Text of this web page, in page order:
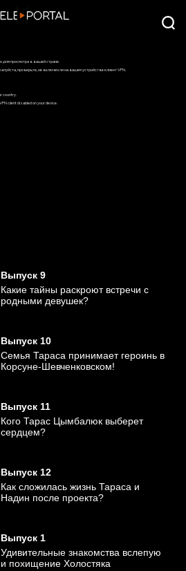
Выпуск 9
Какие тайны раскроют встречи с
родными девушек?
Выпуск 10
Семья Тараса принимает героинь в
Корсуне-Шевченковском!
Выпуск 11
Кого Тарас Цымбалюк выберет
сердцем?
Выпуск 12
Как сложилась жизнь Тараса и
Надин после проекта?
Выпуск 1
Удивительные знакомства вслепую
и похищение Холостяка